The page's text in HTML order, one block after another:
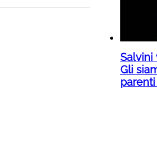
Salvini
Gli